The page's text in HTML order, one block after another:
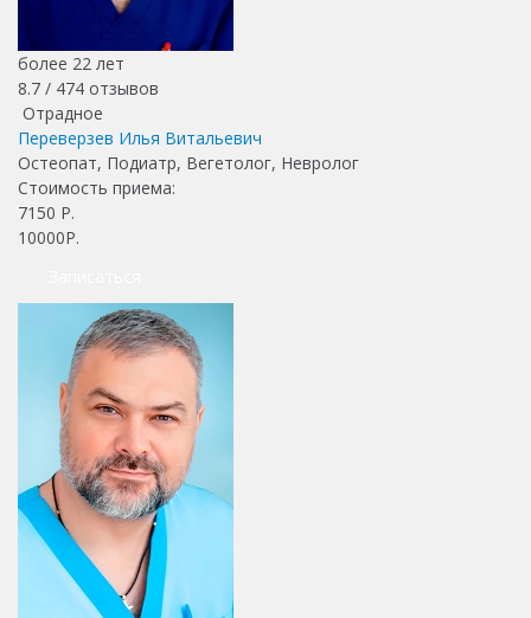
более 22 лет
8.7 / 474 отзывов
Отрадное
Переверзев Илья Витальевич
Остеопат, Подиатр, Вегетолог, Невролог
Стоимость приема:
7150 Р.
10000Р.